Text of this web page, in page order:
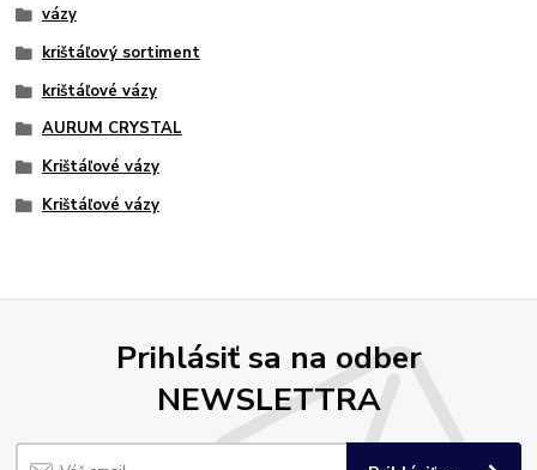
vázy
krištáľový sortiment
krištáľové vázy
AURUM CRYSTAL
Krištáľové vázy
Krištáľové vázy
Prihlásiť sa na odber
NEWSLETTRA